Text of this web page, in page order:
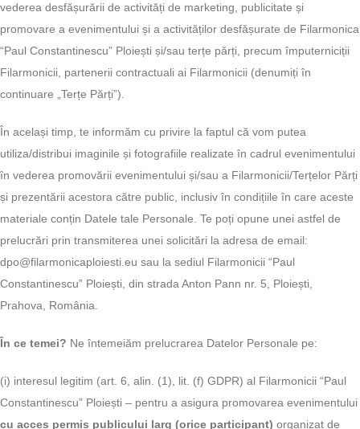
vederea desfășurării de activități de marketing, publicitate și
promovare a evenimentului și a activităților desfășurate de Filarmonica
“Paul Constantinescu” Ploiești și/sau terțe părți, precum împuterniciții
Filarmonicii, partenerii contractuali ai Filarmonicii (denumiți în
continuare „Terțe Părți”).
În același timp, te informăm cu privire la faptul că vom putea
utiliza/distribui imaginile și fotografiile realizate în cadrul evenimentului
în vederea promovării evenimentului și/sau a Filarmonicii/Terțelor Părți
și prezentării acestora către public, inclusiv în condițiile în care aceste
materiale conțin Datele tale Personale. Te poți opune unei astfel de
prelucrări prin transmiterea unei solicitări la adresa de email:
dpo@filarmonicaploiesti.eu sau la sediul Filarmonicii “Paul
Constantinescu” Ploiești, din strada Anton Pann nr. 5, Ploiești,
Prahova, România.
În ce temei? Ne întemeiăm prelucrarea Datelor Personale pe:
(i) interesul legitim (art. 6, alin. (1), lit. (f) GDPR) al Filarmonicii “Paul
Constantinescu” Ploiești – pentru a asigura promovarea evenimentului
cu acces permis publicului larg (orice participant) organizat de